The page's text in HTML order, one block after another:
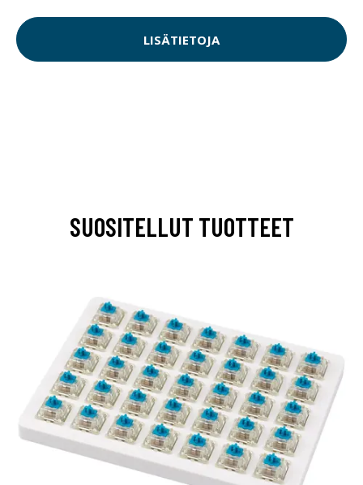
LISÄTIETOJA
SUOSITELLUT TUOTTEET